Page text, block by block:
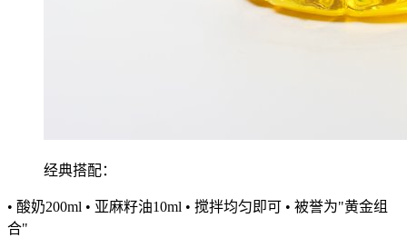
经典搭配：
• 酸奶200ml • 亚麻籽油10ml • 搅拌均匀即可 • 被誉为"黄金组
合"